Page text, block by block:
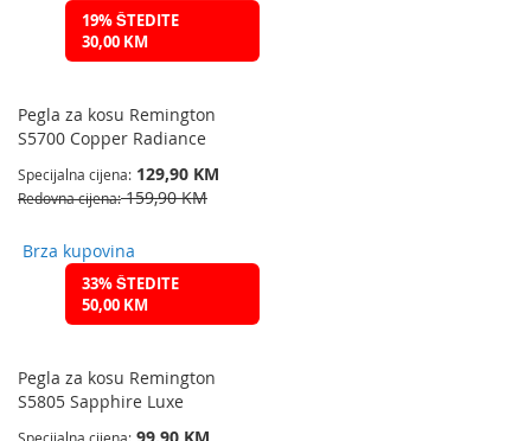
19% ŠTEDITE
30,00 KM
Pegla za kosu Remington
S5700 Copper Radiance
Specijalna cijena 129,90 KM
Redovna cijena 159,90 KM
Brza kupovina
33% ŠTEDITE
50,00 KM
Pegla za kosu Remington
S5805 Sapphire Luxe